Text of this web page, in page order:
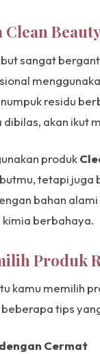
Clean
sangat
residu
akan ikut
produk
tetapi juga
bahan
berbahaya.
Produk
kamu memilih
tips
Cermat